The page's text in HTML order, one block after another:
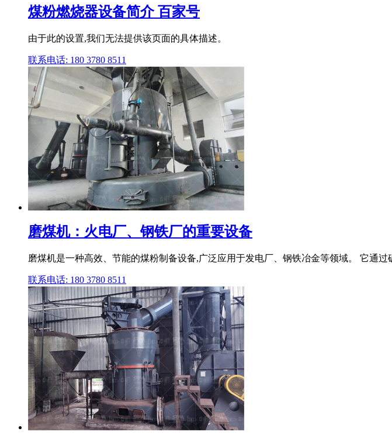
煤粉燃烧器设备简介 百家号
由于此的设置,我们无法提供该页面的具体描述。
联系电话: 180 3780 8511
磨煤机：火电厂、钢铁厂的重要设备
磨煤机是一种高效、节能的煤粉制备设备,广泛应用于发电厂、钢铁冶金等领域。 它通
联系电话: 180 3780 8511